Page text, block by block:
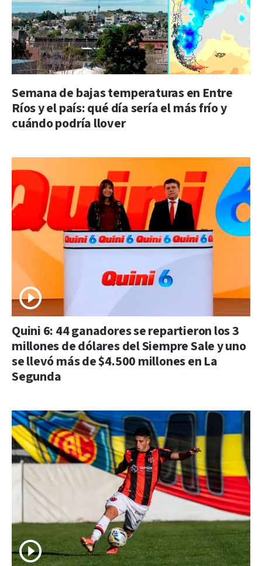
Semana de bajas temperaturas en Entre
Ríos y el país: qué día sería el más frío y
cuándo podría llover
Quini 6: 44 ganadores se repartieron los 3
millones de dólares del Siempre Sale y uno
se llevó más de $4.500 millones en La
Segunda